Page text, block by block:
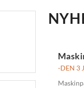
-DEN 3